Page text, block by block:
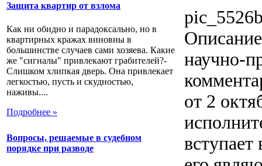
Защита квартир от взлома
Как ни обидно и парадоксально, но в
квартирных кражах виновны в
большинстве случаев сами хозяева. Какие
же "сигналы" привлекают грабителей?-
Слишком хлипкая дверь. Она привлекает
легкостью, пусть и скудностью,
наживы....
Подробнее »
Вопросы, решаемые в судебном
порядке при разводе
Описание
научно-
от 2